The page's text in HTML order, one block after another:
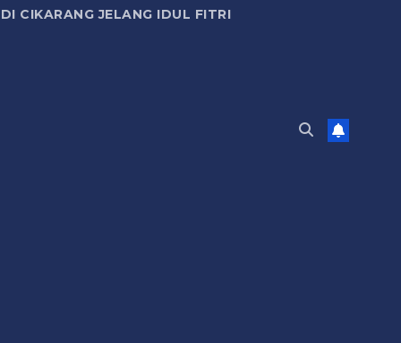
CIKARANG JELANG IDUL FITRI